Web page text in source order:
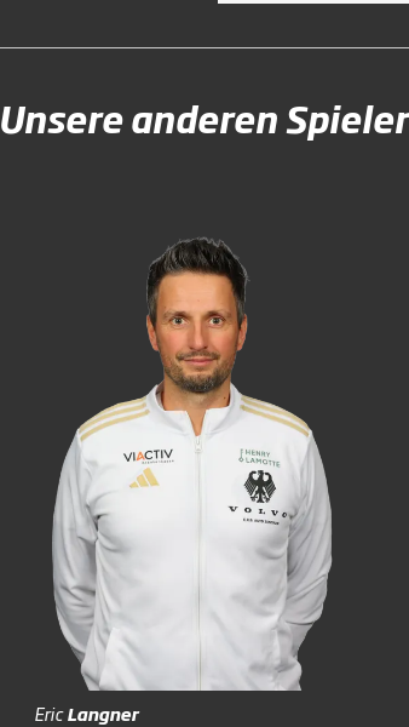
Unsere anderen Spieler
EricLangner